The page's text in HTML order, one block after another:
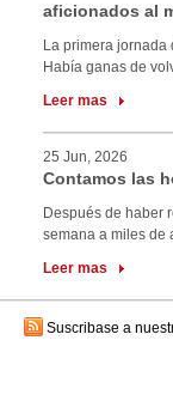
aficionados al
La primera jornada
Había ganas de
Leer mas
25 Jun, 2026
Contamos las
Después de haber
semana a miles de
Leer mas
Suscribase a